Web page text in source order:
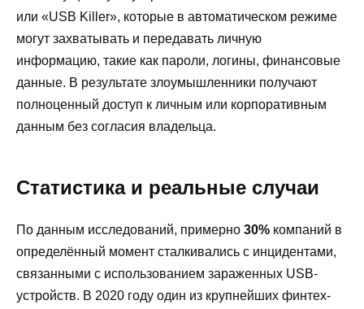
или «USB Killer», которые в автоматическом режиме
могут захватывать и передавать личную
информацию, такие как пароли, логины, финансовые
данные. В результате злоумышленники получают
полноценный доступ к личным или корпоративным
данным без согласия владельца.
Статистика и реальные случаи
По данным исследований, примерно 30% компаний в
определённый момент сталкивались с инцидентами,
связанными с использованием зараженных USB-
устройств. В 2020 году один из крупнейших финтех-